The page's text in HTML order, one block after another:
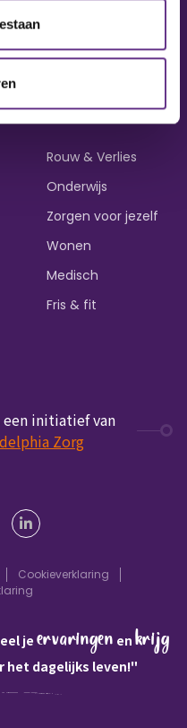
Rouw & Verlies
Onderwijs
Zorgen voor jezelf
Wonen
Medisch
Fris & fit
initiatief van
Zorg
Cookieverklaring
je ervaringen en krijg
het dagelijks leven!"